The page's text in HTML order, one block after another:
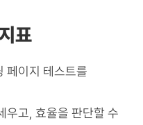
표
페이지 테스트를
우고, 효율을 판단할 수